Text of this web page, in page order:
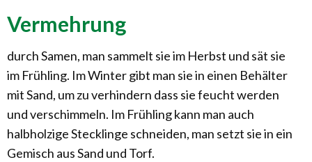
Vermehrung
durch Samen, man sammelt sie im Herbst und sät sie
im Frühling. Im Winter gibt man sie in einen Behälter
mit Sand, um zu verhindern dass sie feucht werden
und verschimmeln. Im Frühling kann man auch
halbholzige Stecklinge schneiden, man setzt sie in ein
Gemisch aus Sand und Torf.